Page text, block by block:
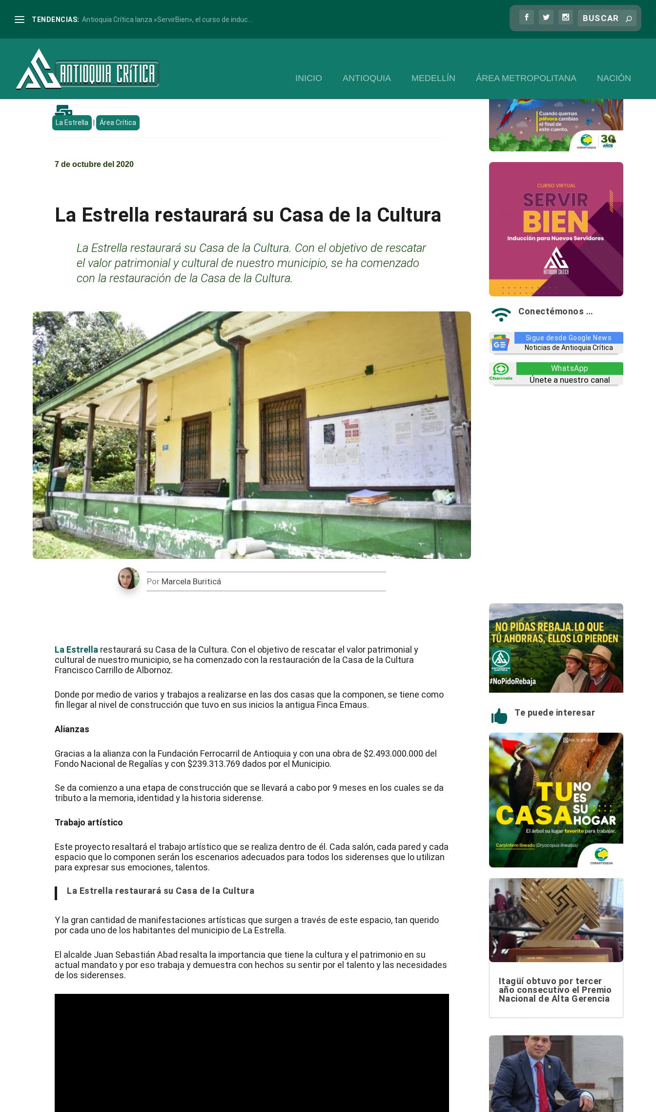
TENDENCIAS: Antioquia Crítica lanza «ServirBien», el curso de induc...
INICIO ANTIOQUIA MEDELLÍN ÁREA METROPOLITANA NACIÓN

La Estrella Área Crítica
7 de octubre del 2020
La Estrella restaurará su Casa de la Cultura
La Estrella restaurará su Casa de la Cultura. Con el objetivo de rescatar
el valor patrimonial y cultural de nuestro municipio, se ha comenzado
con la restauración de la Casa de la Cultura.
Por Marcela Buriticá
La Estrella restaurará su Casa de la Cultura. Con el objetivo de rescatar el valor patrimonial y
cultural de nuestro municipio, se ha comenzado con la restauración de la Casa de la Cultura
Francisco Carrillo de Albornoz.
Donde por medio de varios y trabajos a realizarse en las dos casas que la componen, se tiene como
fin llegar al nivel de construcción que tuvo en sus inicios la antigua Finca Emaus.
Alianzas
Gracias a la alianza con la Fundación Ferrocarril de Antioquia y con una obra de $2.493.000.000 del
Fondo Nacional de Regalías y con $239.313.769 dados por el Municipio.
Se da comienzo a una etapa de construcción que se llevará a cabo por 9 meses en los cuales se da
tributo a la memoria, identidad y la historia siderense.
Trabajo artístico
Este proyecto resaltará el trabajo artístico que se realiza dentro de él. Cada salón, cada pared y cada
espacio que lo componen serán los escenarios adecuados para todos los siderenses que lo utilizan
para expresar sus emociones, talentos.
La Estrella restaurará su Casa de la Cultura
Y la gran cantidad de manifestaciones artísticas que surgen a través de este espacio, tan querido
por cada uno de los habitantes del municipio de La Estrella.
El alcalde Juan Sebastián Abad resalta la importancia que tiene la cultura y el patrimonio en su
actual mandato y por eso trabaja y demuestra con hechos su sentir por el talento y las necesidades
de los siderenses.
 Conectémonos …
Sigue desde Google News
Noticias de Antioquia Crítica
WhatsApp
Únete a nuestro canal
 Te puede interesar
Itagüí obtuvo por tercer
año consecutivo el Premio
Nacional de Alta Gerencia